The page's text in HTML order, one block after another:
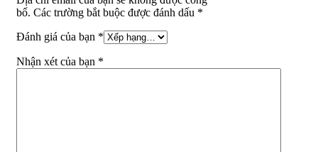
bố. Các trường bắt buộc được đánh dấu *
Đánh giá của bạn *
Nhận xét của bạn *